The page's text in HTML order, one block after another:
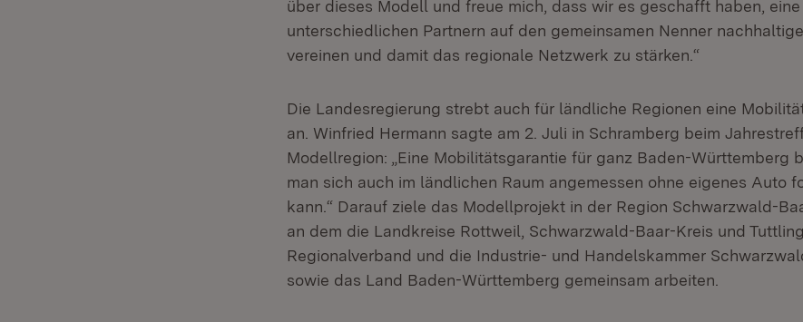
über dieses Modell und freue mich, dass wir es geschafft haben,
unterschiedlichen Partnern auf den gemeinsamen Nenner
vereinen und damit das regionale Netzwerk zu stärken.“
Die Landesregierung strebt auch für ländliche Regionen eine
an. Winfried Hermann sagte am 2. Juli in Schramberg beim
Modellregion: „Eine Mobilitätsgarantie für ganz Baden-Württemberg
man sich auch im ländlichen Raum angemessen ohne eigenes Auto
kann.“ Darauf ziele das Modellprojekt in der Region Schwarzwald-
an dem die Landkreise Rottweil, Schwarzwald-Baar-Kreis und
Regionalverband und die Industrie- und Handelskammer
sowie das Land Baden-Württemberg gemeinsam arbeiten.